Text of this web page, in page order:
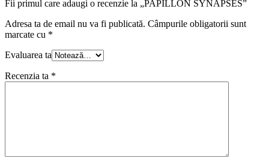
Fii primul care adaugi o recenzie la „PAPILLON SYNAPSES”
Adresa ta de email nu va fi publicată. Câmpurile obligatorii sunt
marcate cu *
Evaluarea ta
Recenzia ta *